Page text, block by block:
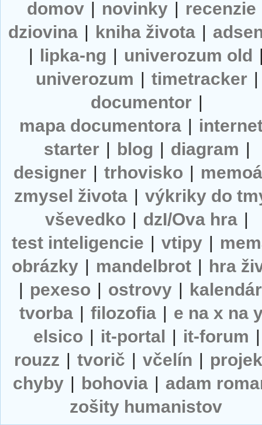
domov | novinky | recenzie
dziovina | kniha života |
| lipka-ng | univerozum old
univerozum | timetracker |
documentor |
mapa documentora |
starter | blog | diagram |
designer | trhovisko |
zmysel života | výkriky do
vševedko | dzI/Ova hra |
test inteligencie | vtipy |
obrázky | mandelbrot | hra
| pexeso | ostrovy | kalendár
tvorba | filozofia | e na x na
elsico | it-portal | it-forum |
rouzz | tvorič | včelín |
chyby | bohovia | adam
zošity humanistov